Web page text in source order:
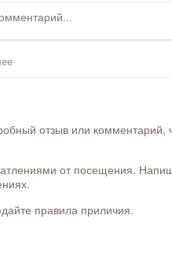
отзыв или
от посещения.
правила приличия.